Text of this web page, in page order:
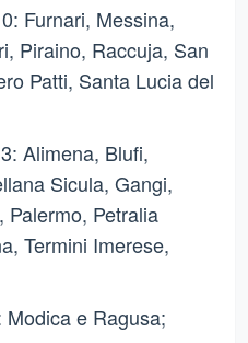
Furnari, Messina,
Piraino, Raccuja, San
Patti, Santa Lucia del
Alimena, Blufi,
Sicula, Gangi,
Petralia
Termini Imerese,
e Ragusa;